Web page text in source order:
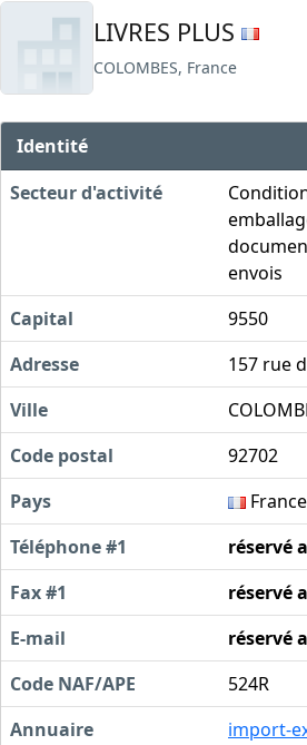
LIVRES PLUS
COLOMBES, France
Identité
Secteur d'activité
envois
Capital
9550
Adresse
157 rue
Ville
Code postal
92702
Pays
France
Téléphone #1
réservé
Fax #1
réservé
E-mail
réservé
Code NAF/APE
524R
Annuaire
import-